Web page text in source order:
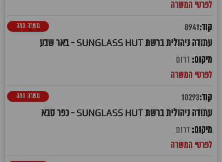
8941
עתודה ניהולית ברשת SUNGLASS HUT - באר שבע
משרה חמה
דרום
10293
עתודה ניהולית ברשת SUNGLASS HUT - כפר סבא
משרה חמה
דרום